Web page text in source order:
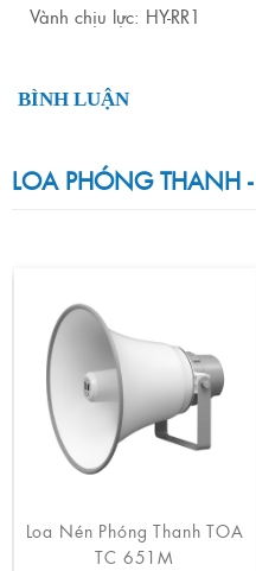
Vành chịu lực: HY-RR1
BÌNH LUẬN
LOA PHÓNG THANH
Loa Nén Phóng Thanh TOA
TC 651M